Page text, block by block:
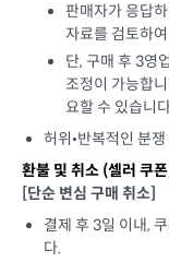
판매자가 응답
자료를 검토하
단, 구매 후 3영
조정이 가능합
요할 수 있습니
허위•반복적인 분
환불 및 취소 (셀러 쿠폰
[단순 변심 구매 취소]
결제 후 3일 이내,
다.